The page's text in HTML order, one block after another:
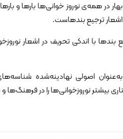
و بهار در همه‌ی نوروز خوانی‌ها بارها و
اشعار ترجیع بندهاست.
بندها با اندکی تحریف در اشعار
اصولی نهادینه‌شده شناسه‌های
بیشتر نوروزخوانی‌ها را در